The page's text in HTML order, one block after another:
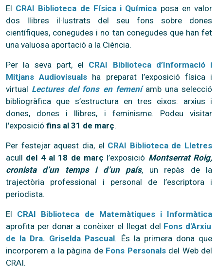
El CRAI Biblioteca de Física i Química posa en valor
dos llibres il·lustrats del seu fons sobre dones
científiques, conegudes i no tan conegudes que han fet
una valuosa aportació a la Ciència.
Per la seva part, el CRAI Biblioteca d’Informació i
Mitjans Audiovisuals ha preparat l’exposició física i
virtual Lectures del fons en femeníamb una selecció
bibliogràfica que s’estructura en tres eixos: arxius i
dones, dones i llibres, i feminisme. Podeu visitar
l'exposició fins al 31 de març.
Per festejar aquest dia, el CRAI Biblioteca de Lletres
acull del 4 al 18 de març l’exposició Montserrat Roig,
cronista d’un temps i d’un país, un repàs de la
trajectòria professional i personal de l’escriptora i
periodista.
El CRAI Biblioteca de Matemàtiques i Informàtica
aprofita per donar a conèixer el llegat del Fons d'Arxiu
de la Dra. Griselda Pascual. És la primera dona que
incorporem a la pàgina de Fons Personalsdel Web del
CRAI.